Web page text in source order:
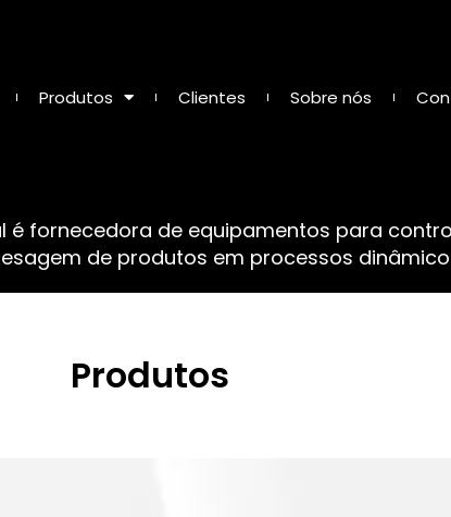
Produtos Clientes Sobre nós
é fornecedora de equipamentos para
de produtos em processos
Produtos